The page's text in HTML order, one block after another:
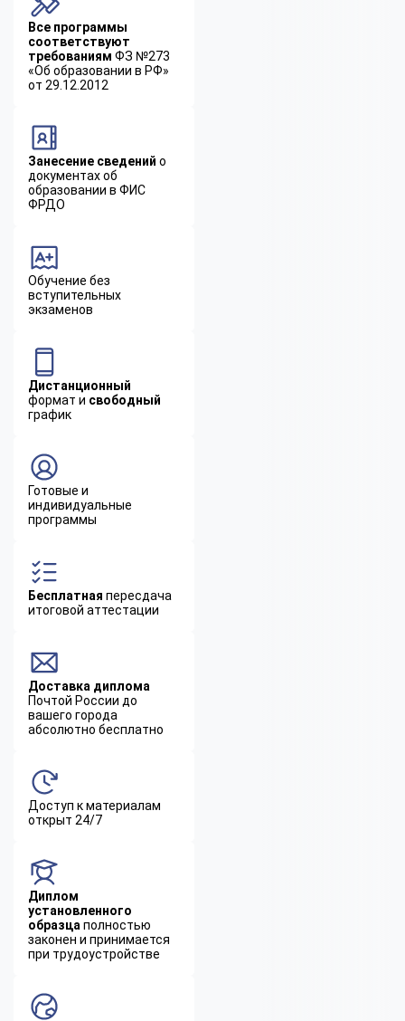
Все программы
соответствуют
требованиям ФЗ №273
«Об образовании в РФ»
от 29.12.2012
Занесение сведений о
документах об
образовании в ФИС
ФРДО
Обучение без
вступительных
экзаменов
Дистанционный
формат и свободный
график
Готовые и
индивидуальные
программы
Бесплатная пересдача
итоговой аттестации
Доставка диплома
Почтой России до
вашего города
абсолютно бесплатно
Доступ к материалам
открыт 24/7
Диплом
установленного
образца полностью
законен и принимается
при трудоустройстве